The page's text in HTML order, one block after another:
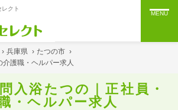
クト
MENU
› 兵庫県 › たつの市 ›
護職・ヘルパー求人
入浴たつの｜正社員・
・ヘルパー求人